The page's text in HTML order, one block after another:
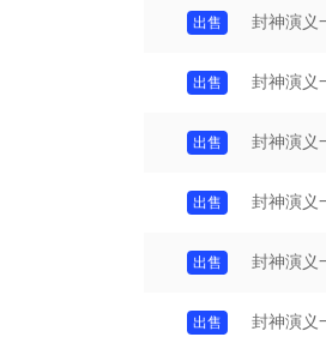
封神演义
封神演义
封神演义
封神演义
封神演义
封神演义